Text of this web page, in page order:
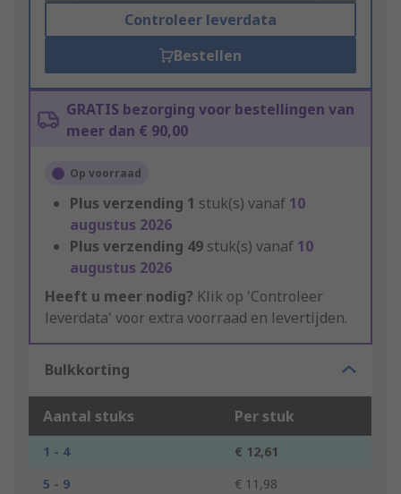
Controleer leverdata
Bestellen
GRATIS bezorging voor bestellingen van
meer dan € 90,00
Op voorraad
Plus verzending 1 stuk(s) vanaf 10
augustus 2026
Plus verzending 49 stuk(s) vanaf 10
augustus 2026
Heeft u meer nodig? Klik op 'Controleer
leverdata' voor extra voorraad en levertijden.
Bulkkorting
Aantal stuks Per stuk
1 - 4
€ 12,61
5 - 9
€ 11,98